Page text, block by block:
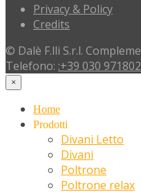
Privacy & Policy
Credits
© Dalè F.lli S.r.l.
Telefono: :+39 030
×
Home
Prodotti
Divani Letto
Divani
Poltrone
Poltrone relax